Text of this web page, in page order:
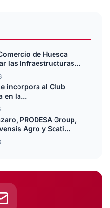
de Huesca
las infraestructuras...
incorpora al Club
en la...
PRODESA Group,
Agro y Scati...